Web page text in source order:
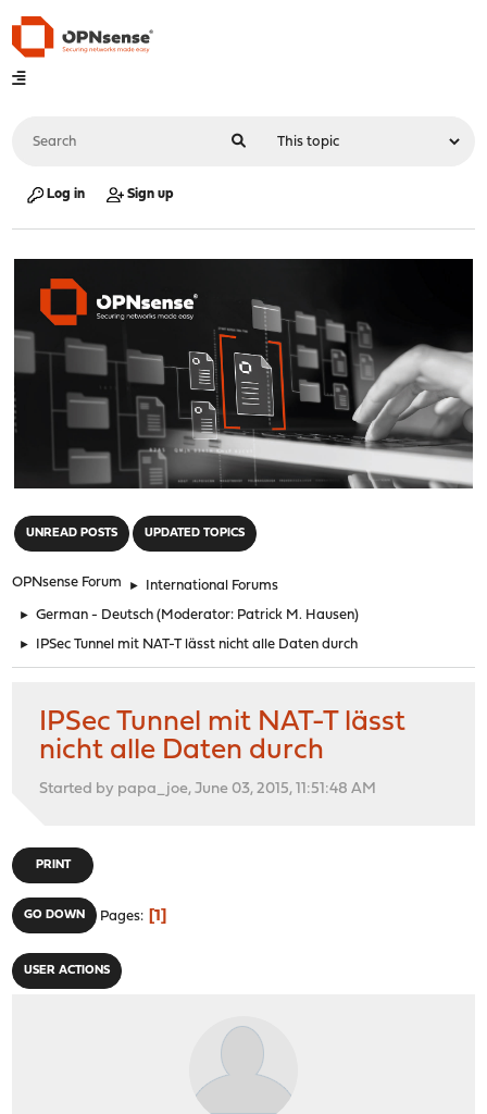
Log in Sign up
UNREAD POSTS UPDATED TOPICS
OPNsense Forum ► International Forums
► German - Deutsch (Moderator: Patrick M. Hausen)
► IPSec Tunnel mit NAT-T lässt nicht alle Daten durch
IPSec Tunnel mit NAT-T lässt
nicht alle Daten durch
Started by papa_joe, June 03, 2015, 11:51:48 AM
PRINT
GO DOWN Pages 1
USER ACTIONS